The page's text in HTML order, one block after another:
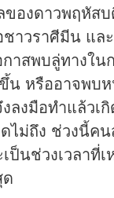
องดาวพฤหัส
าวราศีมีน แล
าสพบลู่ทางใน
น หรืออาจพบ
งมือทำแล้วเกิ
ไม่ถึง ช่วงนี้ค
ป็นช่วงเวลาที่